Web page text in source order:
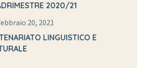
2020/21
20, 2021
LINGUISTICO E